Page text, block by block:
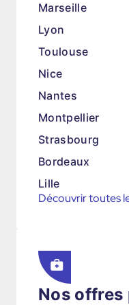
Marseille
Lyon
Toulouse
Nice
Nantes
Montpellier
Strasbourg
Bordeaux
Lille
Découvrir toutes
Nos offres